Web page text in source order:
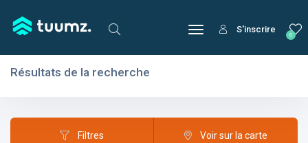
0
S'inscrire
Résultats de la recherche
Filtres Voir sur la carte